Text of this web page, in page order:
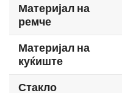
Материјал на
ремче
Материјал на
куќиште
Стакло